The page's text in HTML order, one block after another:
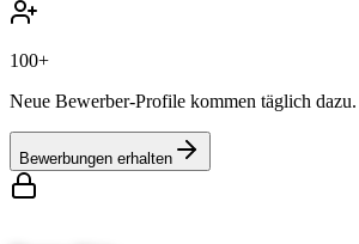
100+
Neue Bewerber-Profile kommen täglich dazu.
Bewerbungen erhalten